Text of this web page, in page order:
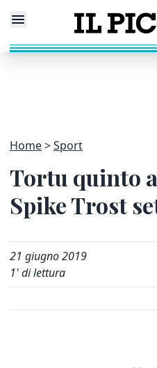
Home Sport
Tortu quinto
Spike Trost
21 giugno 2019
1' di lettura